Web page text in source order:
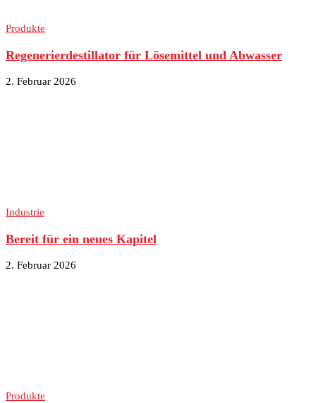
Produkte
Regenerierdestillator für Lösemittel und Abwasser
2. Februar 2026
Industrie
Bereit für ein neues Kapitel
2. Februar 2026
Produkte